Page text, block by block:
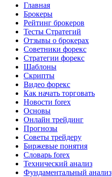
Главная
Брокеры
Рейтинг брокеров
Тесты Стратегий
Отзывы о брокерах
Советники форекс
Стратегии форекс
Шаблоны
Скрипты
Видео форекс
Как начать торговать
Новости forex
Основы
Онлайн трейдинг
Прогнозы
Советы трейдеру
Биржевые понятия
Словарь forex
Технический анализ
Фундаментальный анализ